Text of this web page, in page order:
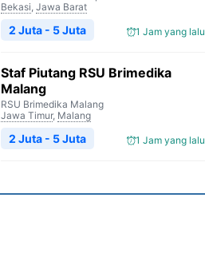
Bekasi, Jawa Barat
1 Jam yang lalu
2 Juta - 5 Juta
Staf Piutang RSU Brimedika
Malang
RSU Brimedika Malang
Jawa Timur, Malang
1 Jam yang lalu
2 Juta - 5 Juta